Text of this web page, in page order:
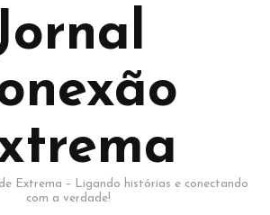
Extrema – Ligando histórias e conectando
com a verdade!